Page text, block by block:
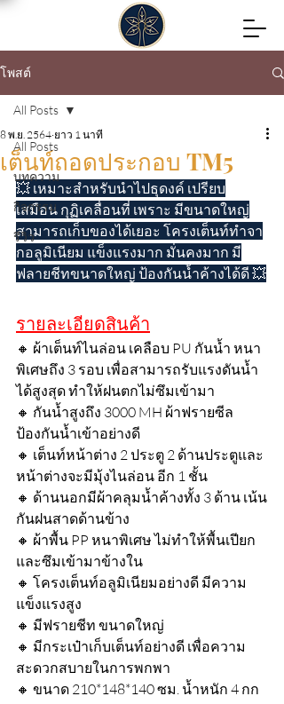
โพสต์
All Posts
บทความ
กิจกรรม
รีวิว
All Posts
เต็นท์ถอดประกอบ TM5
8 พ.ย. 2564 ยาว 1 นาที
💥 เหมาะสำหรับนำไปธุดงค์ เปรียบ
เสมือน กุฏิเคลื่อนที่ เพราะ มีขนาดใหญ่
สามารถเก็บของได้เยอะ โครงเต็นท์ทำจา
กอลูมิเนียม แข็งแรงมาก มั่นคงมาก มี
ฟลายชีทขนาดใหญ่ ป้องกันน้ำค้างได้ดี 💥
รายละเอียดสินค้า
🔸 ผ้าเต็นท์ไนล่อน เคลือบ PU กันน้ำ หนา
พิเศษถึง 3 รอบ เพื่อสามารถรับแรงดันน้ำ
ได้สูงสุด ทำให้ฝนตกไม่ซึมเข้ามา
🔸 กันน้ำสูงถึง 3000 MH ผ้าฟรายซีล
ป้องกันน้ำเข้าอย่างดี
🔸 เต็นท์หน้าต่าง 2 ประตู 2 ด้านประตูและ
หน้าต่างจะมีมุ้งไนล่อน อีก 1 ชั้น
🔸 ด้านนอกมีผ้าคลุมน้ำค้างทั้ง 3 ด้าน เน้น
กันฝนสาดด้านข้าง
🔸 ผ้าพื้น PP หนาพิเศษ ไม่ทำให้พื้นเปียก
และซึมเข้ามาข้างใน
🔸 โครงเต็นท์อลูมิเนียมอย่างดี มีความ
แข็งแรงสูง
🔸 มีฟรายชีท ขนาดใหญ่
🔸 มีกระเป๋าเก็บเต็นท์อย่างดี เพื่อความ
สะดวกสบายในการพกพา
🔸 ขนาด 210*148*140 ซม. น้ำหนัก 4 กก